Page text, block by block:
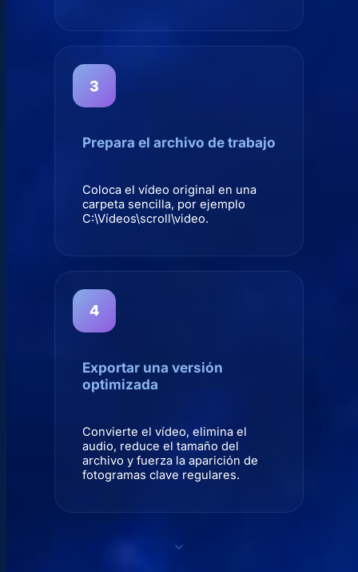
Prepara el archivo de trabajo
Coloca el vídeo original en una
carpeta sencilla, por ejemplo
C:\Vídeos\scroll\video.
Exportar una versión
optimizada
Convierte el vídeo, elimina el
audio, reduce el tamaño del
archivo y fuerza la aparición de
fotogramas clave regulares.